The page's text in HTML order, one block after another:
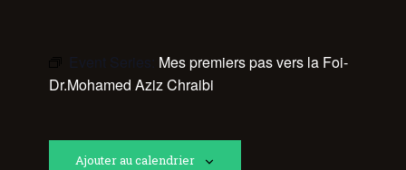
Event Series: Mes premiers pas vers la Foi-
Dr.Mohamed Aziz Chraibi
Ajouter au calendrier